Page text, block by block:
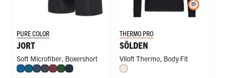
PURE COLOR
JORT
Soft Microfiber, Boxershort
Blauw
Petrol
Donkerblauw
Donkergrijs
PortDonkergroen
Navy
THERMO PRO
SÖLDEN
Viloft Thermo, Body Fit
Wolwit